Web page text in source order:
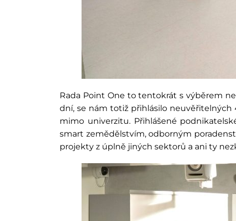
Rada Point One to tentokrát s výběrem
dní, se nám totiž přihlásilo neuvěřitelných
mimo univerzitu. Přihlášené
smart zemědělstvím, odborným
projekty z úplně jiných sektorů a ani ty